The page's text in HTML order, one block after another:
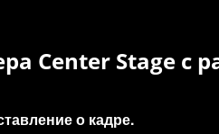
Center Stage с
о кадре.